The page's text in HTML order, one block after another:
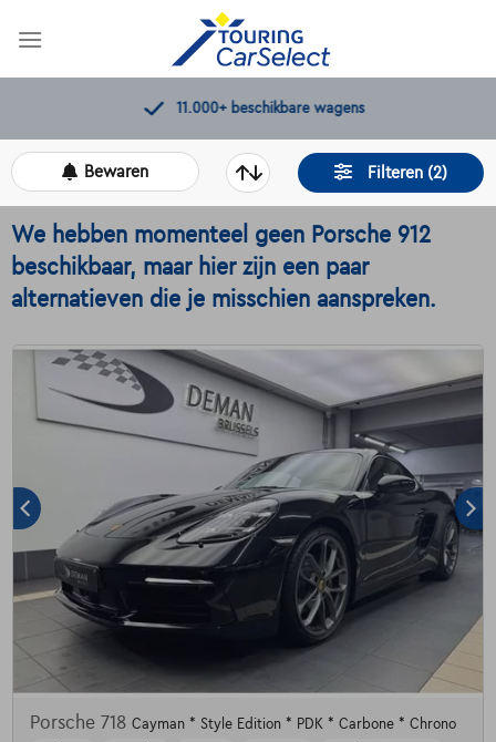
11.000+beschikbare wagens
Filteren (2)
Bewaren
We hebben momenteel geen Porsche 912
beschikbaar, maar hier zijn een paar
alternatieven die je misschien aanspreken.
Porsche 718 Cayman * Style Edition * PDK * Carbone * Chrono